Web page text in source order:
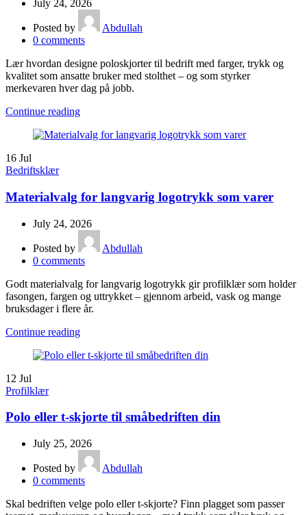
July 24, 2026
Posted by
Abdullah
0 comments
Lær hvordan designe poloskjorter til bedrift med farger, trykk og
kvalitet som ansatte bruker med stolthet – og som styrker
merkevaren hver dag på jobb.
Continue reading
16 Jul
Bedriftsklær
Materialvalg for langvarig logotrykk som varer
July 24, 2026
Posted by
Abdullah
0 comments
Godt materialvalg for langvarig logotrykk gir profilklær som holder
fasongen, fargen og uttrykket – gjennom arbeid, vask og mange
bruksdager i flere år.
Continue reading
12 Jul
Profilklær
Polo eller t-skjorte til småbedriften din
July 25, 2026
Posted by
Abdullah
0 comments
Skal bedriften velge polo eller t-skjorte? Finn plagget som passer